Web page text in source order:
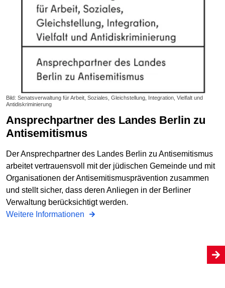
Bild: Senatsverwaltung für Arbeit, Soziales, Gleichstellung, Integration, Vielfalt und
Antidiskriminierung
Ansprechpartner des Landes Berlin zu
Antisemitismus
Der Ansprechpartner des Landes Berlin zu Antisemitismus
arbeitet vertrauensvoll mit der jüdischen Gemeinde und mit
Organisationen der Antisemitismusprävention zusammen
und stellt sicher, dass deren Anliegen in der Berliner
Verwaltung berücksichtigt werden.
Weitere Informationen